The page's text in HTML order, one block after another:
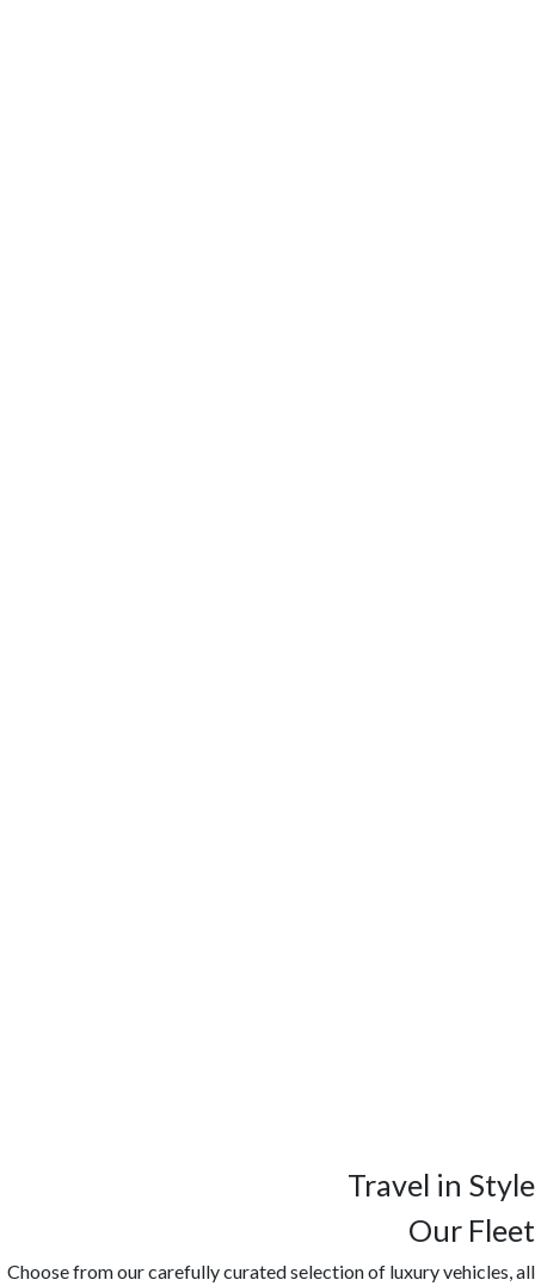
Travel in Style
Our Fleet
Choose from our carefully curated selection of luxury vehicles, all